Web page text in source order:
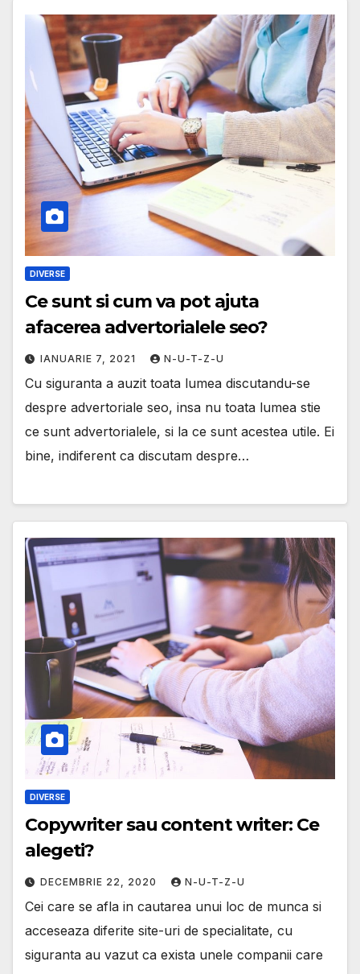
DIVERSE
Ce sunt si cum va pot ajuta
afacerea advertorialele seo?
IANUARIE 7, 2021 N-U-T-Z-U
Cu siguranta a auzit toata lumea discutandu-se
despre advertoriale seo, insa nu toata lumea stie
ce sunt advertorialele, si la ce sunt acestea utile. Ei
bine, indiferent ca discutam despre…
DIVERSE
Copywriter sau content writer: Ce
alegeti?
DECEMBRIE 22, 2020 N-U-T-Z-U
Cei care se afla in cautarea unui loc de munca si
acceseaza diferite site-uri de specialitate, cu
siguranta au vazut ca exista unele companii care